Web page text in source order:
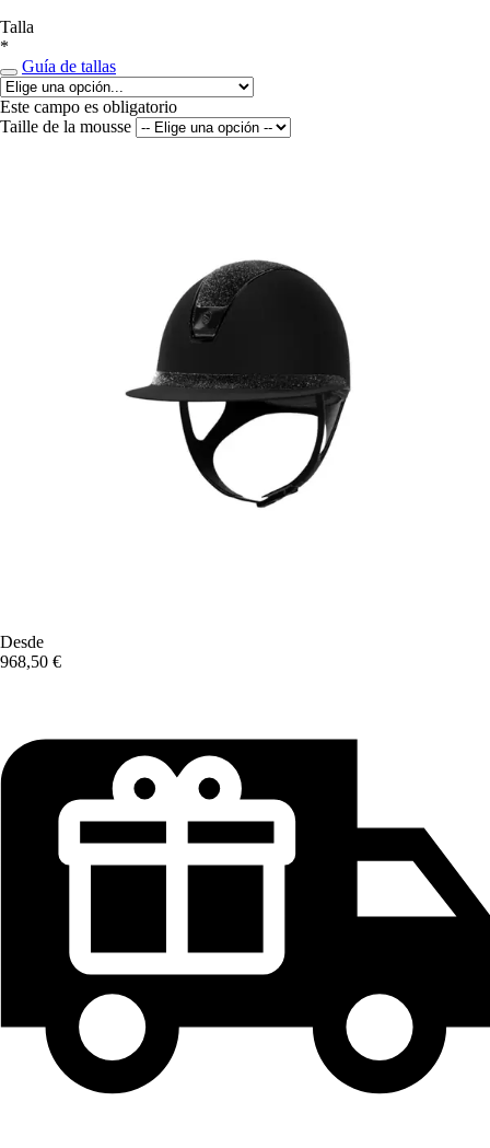
Talla
*
Guía de tallas
Este campo es obligatorio
Taille de la mousse
Desde
968,50 €